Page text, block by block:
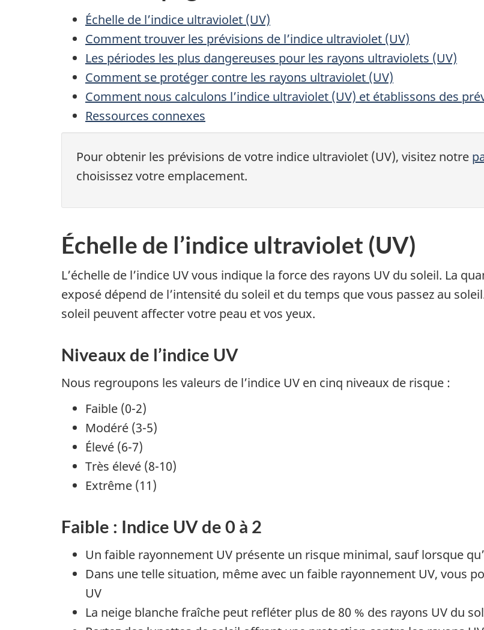
Échelle de l’indice ultraviolet (UV)
Comment trouver les prévisions de l’indice ultraviolet (UV)
Les périodes les plus dangereuses pour les rayons ultraviolets (UV)
Comment se protéger contre les rayons ultraviolet (UV)
Comment nous calculons l’indice ultraviolet (UV) et établissons des
Ressources connexes
Pour obtenir les prévisions de votre indice ultraviolet (UV), visitez notre
choisissez votre emplacement.
Échelle de l’indice ultraviolet (UV)
L’échelle de l’indice UV vous indique la force des rayons UV du soleil. La
exposé dépend de l’intensité du soleil et du temps que vous passez au
soleil peuvent affecter votre peau et vos yeux.
Niveaux de l’indice UV
Nous regroupons les valeurs de l’indice UV en cinq niveaux de risque :
Faible (0-2)
Modéré (3-5)
Élevé (6-7)
Très élevé (8-10)
Extrême (11)
Faible : Indice UV de 0 à 2
Un faible rayonnement UV présente un risque minimal, sauf lorsque
Dans une telle situation, même avec un faible rayonnement UV, vous
UV
La neige blanche fraîche peut refléter plus de 80 % des rayons UV du